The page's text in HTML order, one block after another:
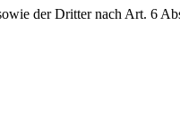
der Dritter nach Art. 6